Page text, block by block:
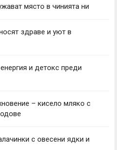
място в чинията ни
здраве и уют в
и детокс преди
– кисело мляко с
с овесени ядки и